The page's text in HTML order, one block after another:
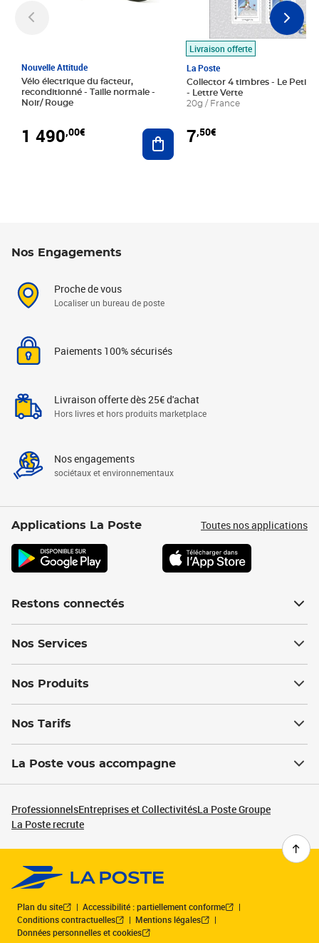
Nouvelle Attitude
Vélo électrique du facteur,
reconditionné - Taille normale -
Noir/ Rouge
1 490,00€ Ajouter au panier
Livraison offerte
La Poste
Collector 4 timbres - Le Petit
- Lettre Verte
20g / France
7,50€
Nos Engagements
Proche de vous
Localiser un bureau de poste
Paiements 100% sécurisés
Livraison offerte dès 25€ d'achat
Hors livres et hors produits marketplace
Nos engagements
sociétaux et environnementaux
Applications La Poste Toutes nos applications
Restons connectés
Nos Services
Nos Produits
Nos Tarifs
La Poste vous accompagne
ProfessionnelsEntreprises et CollectivitésLa Poste Groupe
La Poste recrute
Plan du site
Accessibilité : partiellement conforme
Conditions contractuelles
Mentions légales
Données personnelles et cookies